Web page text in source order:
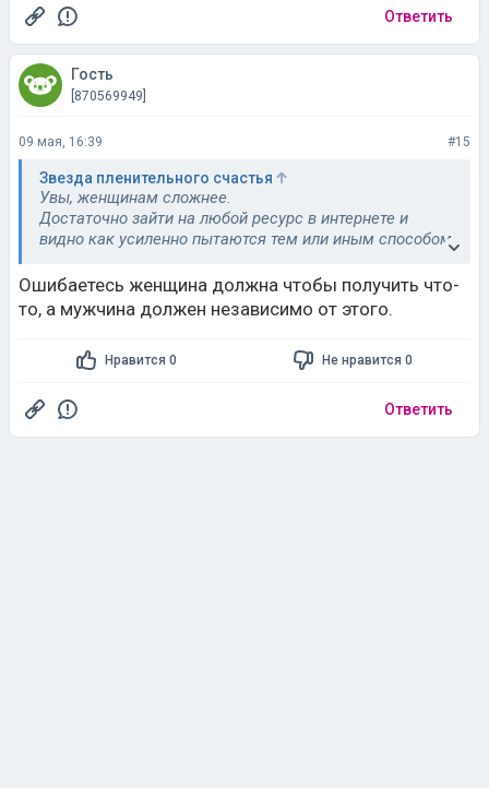
Ответить
Гость
[870569949]
09 мая, 16:39 #15
Звезда пленительного счастья
Увы, женщинам сложнее.
Достаточно зайти на любой ресурс в интернете и
видно как усиленно пытаются тем или иным способом
обесценить женщин. В любую группу по психологии
зайдешь, большинство статей про то что "Женщина
должна"
полететь в космос/все успевать/растить детей/быть
Про мужчин статей практически нет. Тип родился и
уже хорош))))
Ошибаетесь женщина должна чтобы получить что-
то, а мужчина должен независимо от этого.
Нравится 0 Не нравится 0
Ответить